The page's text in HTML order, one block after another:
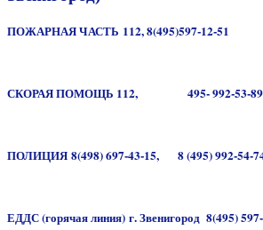
ПОЖАРНАЯ ЧАСТЬ 112, 8(495)597-12-51
СКОРАЯ ПОМОЩЬ 112, 495- 992-53-
ПОЛИЦИЯ 8(498) 697-43-15, 8 (495) 992-54-
ЕДДС(горячая линия) г. Звенигород 8(495)